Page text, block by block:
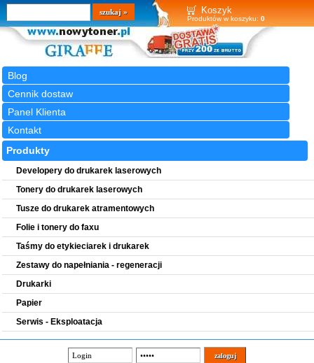
Koszyk
Produktów w koszyku: 0
Blog
Cennik dostaw
Panel Klienta
Kontakt
Wyszukiwarka
szukaj
Produkty
Developery do drukarek laserowych
Tonery do drukarek laserowych
Tusze do drukarek atramentowych
Folie i tonery do faxu
Taśmy do etykieciarek i drukarek
Zestawy do napełniania - regeneracji
Drukarki
Papier
Serwis - Eksploatacja